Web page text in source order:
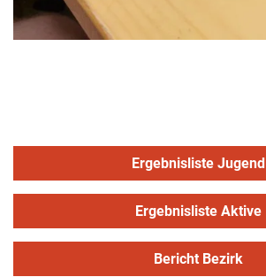
Ergebnisliste Jugend
Ergebnisliste Aktive
Bericht Bezirk